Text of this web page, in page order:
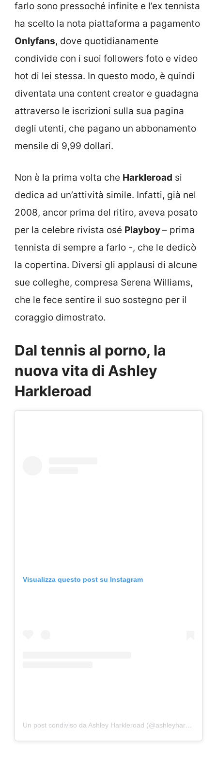
farlo sono pressoché infinite e l’ex tennista
ha scelto la nota piattaforma a pagamento
Onlyfans, dove quotidianamente
condivide con i suoi followers foto e video
hot di lei stessa. In questo modo, è quindi
diventata una content creator e guadagna
attraverso le iscrizioni sulla sua pagina
degli utenti, che pagano un abbonamento
mensile di 9,99 dollari.
Non è la prima volta che Harkleroad si
dedica ad un’attività simile. Infatti, già nel
2008, ancor prima del ritiro, aveva posato
per la celebre rivista osé Playboy– prima
tennista di sempre a farlo -, che le dedicò
la copertina. Diversi gli applausi di alcune
sue colleghe, compresa Serena Williams,
che le fece sentire il suo sostegno per il
coraggio dimostrato.
Dal tennis al porno, la
nuova vita di Ashley
Harkleroad
Visualizza questo post su Instagram
Un post condiviso da Ashley Harkleroad (@ashleyharkleroad)